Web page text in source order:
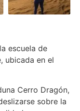
escuela de
ubicada en el
Cerro Dragón,
sobre la